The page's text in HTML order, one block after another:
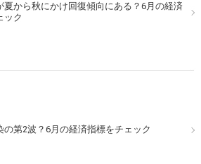
夏から秋にかけ回復傾向にある？6月の経済
ック
の第2波？6月の経済指標をチェック